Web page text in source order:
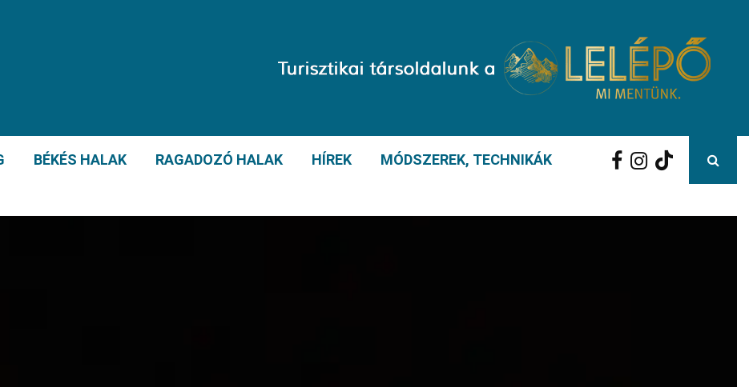
BÉKÉS HALAK RAGADOZÓ HALAK HÍREK MÓDSZEREK, TECHNIKÁK